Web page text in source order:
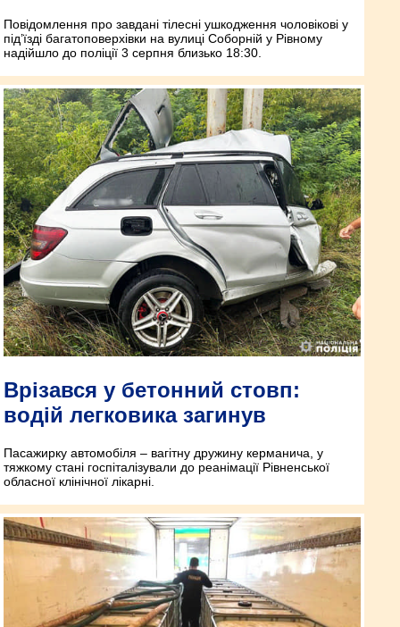
Повідомлення про завдані тілесні ушкодження чоловікові у
під’їзді багатоповерхівки на вулиці Соборній у Рівному
надійшло до поліції 3 серпня близько 18:30.
Врізався у бетонний стовп:
водій легковика загинув
Пасажирку автомобіля – вагітну дружину керманича, у
тяжкому стані госпіталізували до реанімації Рівненської
обласної клінічної лікарні.